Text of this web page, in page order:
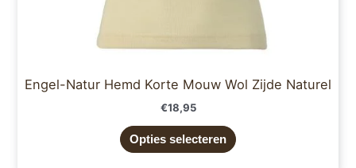
Engel-Natur Hemd Korte Mouw Wol Zijde Naturel
€18,95
Opties selecteren